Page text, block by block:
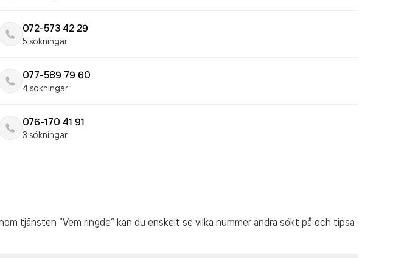
072-573 42 29
5 sökningar
077-589 79 60
4 sökningar
076-170 41 91
3 sökningar
tjänsten “Vem ringde” kan du enskelt se vilka nummer andra sökt på och tipsa